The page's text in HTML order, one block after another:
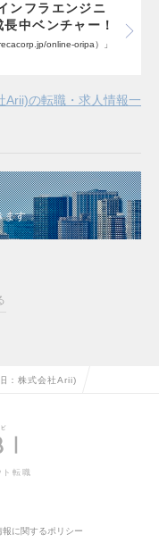
ンフラエンジニ
中ベンチャー！
online-oripa）」
Arii)の転職・求人情報一
ます
：株式会社Arii)
ト転職
報に関するポリシー